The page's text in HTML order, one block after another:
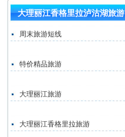
大理丽江香格里拉泸沽湖旅游
周末旅游短线
特价精品旅游
大理丽江旅游
大理丽江香格里拉旅游